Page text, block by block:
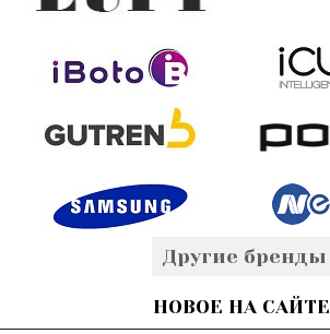
Другие бренды
НОВОЕ НА САЙТЕ